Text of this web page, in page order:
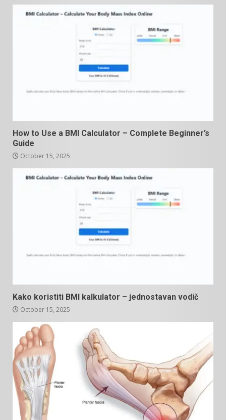
How to Use a BMI Calculator – Complete Beginner’s
Guide
October 15, 2025
Kako koristiti BMI kalkulator – jednostavan vodič
October 15, 2025